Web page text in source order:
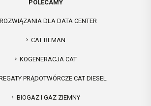
POLECAMY
ROZWIĄZANIA DLA DATA CENTER
CAT REMAN
KOGENERACJA CAT
PRĄDOTWÓRCZE CAT DIESEL
BIOGAZ I GAZ ZIEMNY